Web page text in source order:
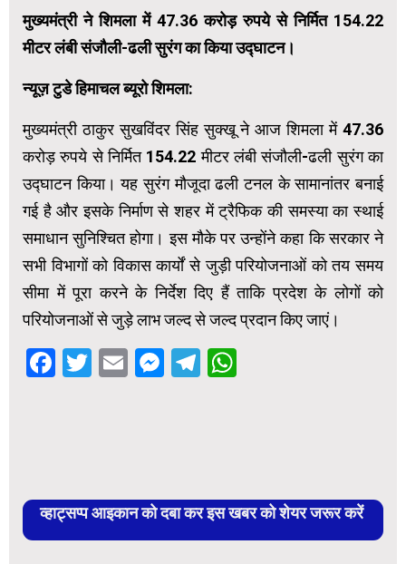
मुख्यमंत्री ने शिमला में 47.36 करोड़ रुपये से निर्मित 154.22
मीटर लंबी संजौली-ढली सुरंग का किया उद्घाटन।
न्यूज़ टुडे हिमाचल ब्यूरो शिमला:
मुख्यमंत्री ठाकुर सुखविंदर सिंह सुक्खू ने आज शिमला में 47.36
करोड़ रुपये से निर्मित 154.22 मीटर लंबी संजौली-ढली सुरंग का
उद्घाटन किया। यह सुरंग मौजूदा ढली टनल के सामानांतर बनाई
गई है और इसके निर्माण से शहर में ट्रैफिक की समस्या का स्थाई
समाधान सुनिश्चित होगा। इस मौके पर उन्होंने कहा कि सरकार ने
सभी विभागों को विकास कार्यों से जुड़ी परियोजनाओं को तय समय
सीमा में पूरा करने के निर्देश दिए हैं ताकि प्रदेश के लोगों को
परियोजनाओं से जुड़े लाभ जल्द से जल्द प्रदान किए जाएं।
Facebook
Twitter
EmailMessenger
Telegram
व्हाट्सप्प आइकान को दबा कर इस खबर को शेयर जरूर करें